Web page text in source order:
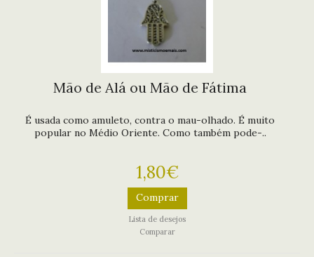
Mão de Alá ou Mão de Fátima
É usada como amuleto, contra o mau-olhado. É muito
popular no Médio Oriente. Como também pode-..
1,80€
Comprar
Lista de desejos
Comparar